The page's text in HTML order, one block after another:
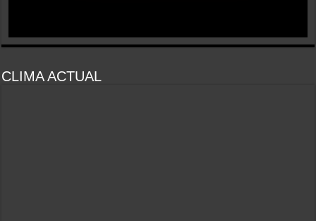
CLIMA ACTUAL